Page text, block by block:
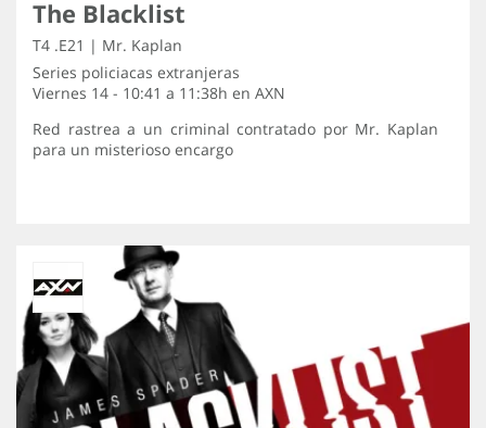
The Blacklist
T4 .E21 | Mr. Kaplan
Series policiacas extranjeras
Viernes 14 - 10:41 a 11:38h en AXN
Red rastrea a un criminal contratado por Mr. Kaplan
para un misterioso encargo